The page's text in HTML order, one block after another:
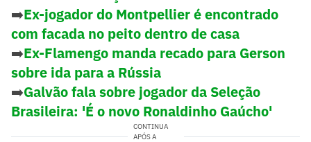
➡️Ex-jogador do Montpellier é encontrado
com facada no peito dentro de casa
➡️Ex-Flamengo manda recado para Gerson
sobre ida para a Rússia
➡️Galvão fala sobre jogador da Seleção
Brasileira: 'É o novo Ronaldinho Gaúcho'
CONTINUA
APÓS A